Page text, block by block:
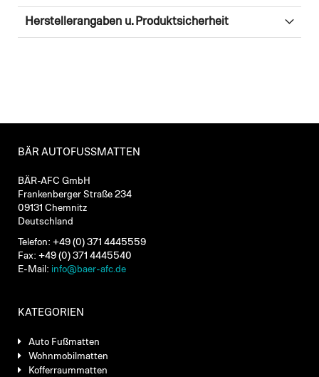
Herstellerangaben u. Produktsicherheit
BÄR AUTOFUSSMATTEN
BÄR-AFC GmbH
Frankenberger Straße 234
09131 Chemnitz
Deutschland
Telefon: +49 (0) 371 4445559
Fax: +49 (0) 371 4445540
E-Mail: info@baer-afc.de
KATEGORIEN
Auto Fußmatten
Wohnmobilmatten
Kofferraummatten